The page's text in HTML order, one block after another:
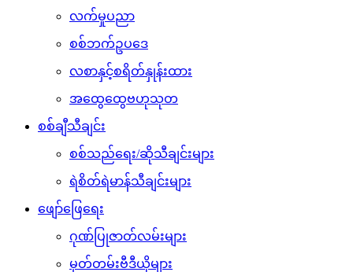
လက်မှုပညာ
စစ်ဘက်ဥပဒေ
လစာနှင့်စရိတ်နှုန်းထား
အထွေထွေဗဟုသုတ
စစ်ချီသီချင်း
စစ်သည်ရေး/ဆိုသီချင်းများ
ရဲစိတ်ရဲမာန်သီချင်းများ
ဖျော်ဖြေရေး
ဂုဏ်ပြုဇာတ်လမ်းများ
မှတ်တမ်းဗီဒီယိုများ